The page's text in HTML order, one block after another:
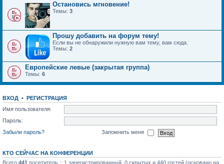
Остановись мгновение!
Темы: 3
Прошу добавить на форум тему!
Если вы не обнаружили нужную вам тему, вам сюда.
Темы: 2
Европейские левые (закрытая группа)
Темы: 6
ВХОД • РЕГИСТРАЦИЯ
Имя пользователя:
Пароль:
Забыли пароль?
Запомнить меня
КТО СЕЙЧАС НА КОНФЕРЕНЦИИ
Всего 441 посетитель :: 1 зарегистрированный, 0 скрытых и 440 гостей (основано на